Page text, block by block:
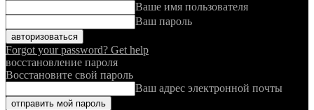
Ваше имя пользователя
Ваш пароль
Forgot your password? Get help
восстановление пароля
Восстановите свой пароль
Ваш адрес электронной почты